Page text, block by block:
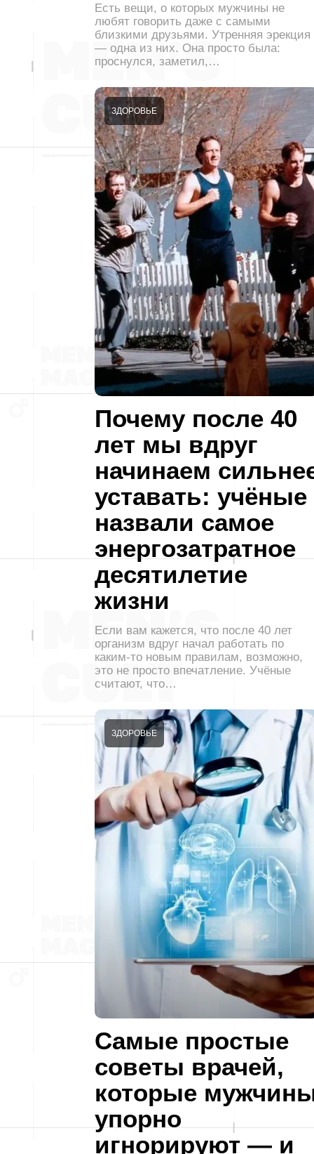
Есть вещи, о которых мужчины не
любят говорить даже с самыми
близкими друзьями. Утренняя эрекция
— одна из них. Она просто была:
проснулся, заметил,…
Почему после 40
лет мы вдруг
начинаем
уставать: учёные
назвали самое
энергозатратное
десятилетие
жизни
ЗДОРОВЬЕ
Если вам кажется, что после 40 лет
организм вдруг начал работать по
каким-то новым правилам, возможно,
это не просто впечатление. Учёные
считают, что…
Самые простые
советы врачей,
которые
упорно
игнорируют — и
ЗДОРОВЬЕ